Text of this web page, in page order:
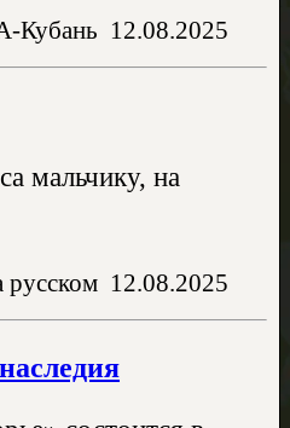
Кубань 12.08.2025
мальчику, на
русском 12.08.2025